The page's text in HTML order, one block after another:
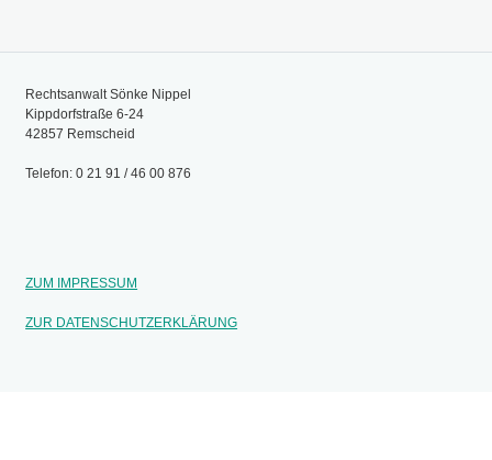
Rechtsanwalt Sönke Nippel
Kippdorfstraße 6-24
42857 Remscheid
Telefon: 0 21 91 / 46 00 876
ZUM IMPRESSUM
ZUR DATENSCHUTZERKLÄRUNG